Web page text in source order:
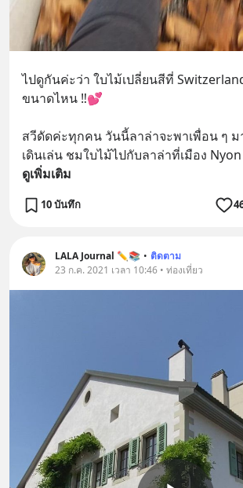
ไปดูกันค่ะว่า ใบไม้เปลี่ยนสีที่
ขนาดไหน ‼️💕
สวีดัดค่ะทุกคน วันนี้ลาล่าจะพาเพื่อน ๆ ม
เดินเล่น ชมใบไม้ไปกับลาล่าที่เมือง Nyon
ดูเพิ่มเติม
10 บันทึก
LALA Journal ✏️📚 • ติดตาม
23 ก.ค. 2021 เวลา 10:46 • ท่องเที่ยว